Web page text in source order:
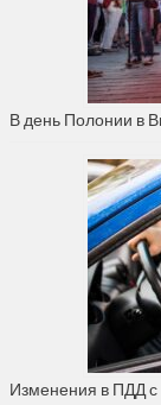
В день Полонии в
Изменения в ПДД с